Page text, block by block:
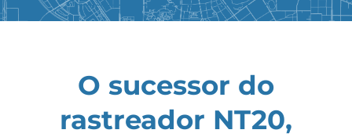
O sucessor do
rastreador NT20,